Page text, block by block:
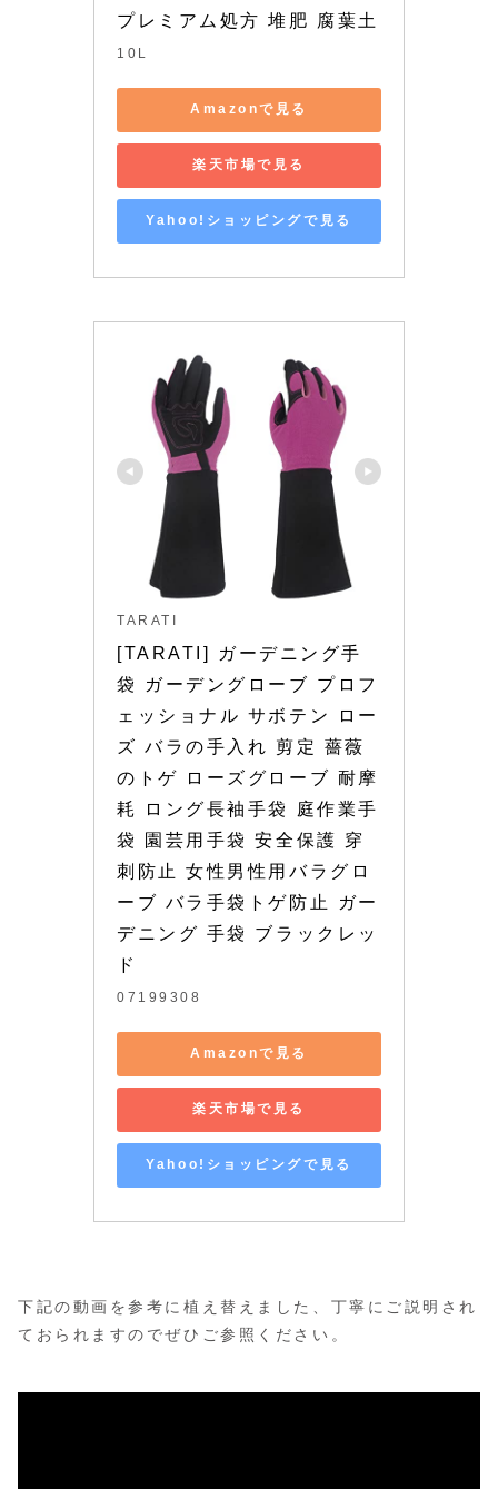
プレミアム処方 堆肥 腐葉土
10L
Amazonで見る
楽天市場で見る
Yahoo!ショッピングで見る
TARATI
[TARATI] ガーデニング手
袋 ガーデングローブ プロフ
ェッショナル サボテン ロー
ズ バラの手入れ 剪定 薔薇
のトゲ ローズグローブ 耐摩
耗 ロング長袖手袋 庭作業手
袋 園芸用手袋 安全保護 穿
刺防止 女性男性用バラグロ
ーブ バラ手袋トゲ防止 ガー
デニング 手袋 ブラックレッ
ド
07199308
Amazonで見る
楽天市場で見る
Yahoo!ショッピングで見る
下記の動画を参考に植え替えました、丁寧にご説明され
ておられますのでぜひご参照ください。